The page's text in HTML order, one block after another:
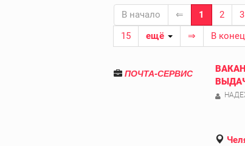
В начало ⇐ 1 2 3
15
ещё ⇒ В конец
ПОЧТА-СЕРВИС